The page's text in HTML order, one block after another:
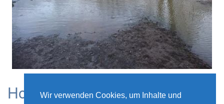
Wir verwenden Cookies, um Inhalte und
Hochwassermeldedienst